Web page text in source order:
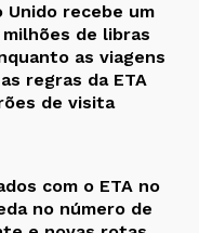
Unido recebe um
milhões de libras
as viagens
regras da ETA
de visita
com o ETA no
no número de